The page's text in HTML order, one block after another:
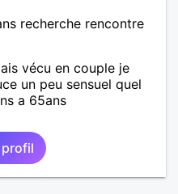
recherche rencontre
vécu en couple je
un peu sensuel quel
a 65ans
profil